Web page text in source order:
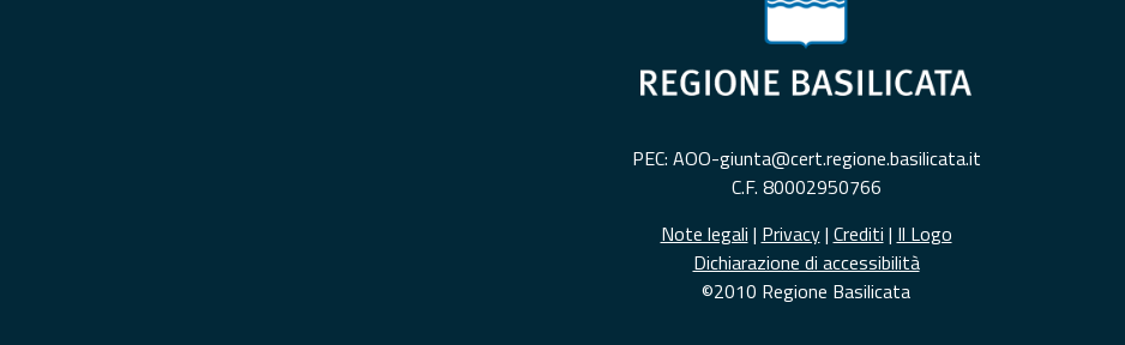
PEC: AOO-giunta@cert.regione.basilicata.it
C.F. 80002950766
Note legali | Privacy| Crediti | Il Logo
Dichiarazione di accessibilità
©2010 Regione Basilicata